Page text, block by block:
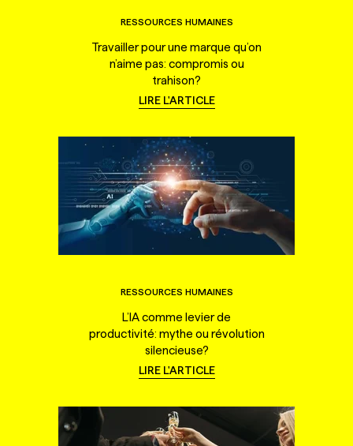
RESSOURCES HUMAINES
Travailler pour une marque qu’on
n’aime pas: compromis ou
trahison?
LIRE L'ARTICLE
RESSOURCES HUMAINES
L’IA comme levier de
productivité: mythe ou révolution
silencieuse?
LIRE L'ARTICLE